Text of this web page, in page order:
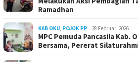
Ramadhan
KAB OKU, POJOK PP 28 Februari 2026
MPC Pemuda Pancasila Kab.
Bersama, Pererat